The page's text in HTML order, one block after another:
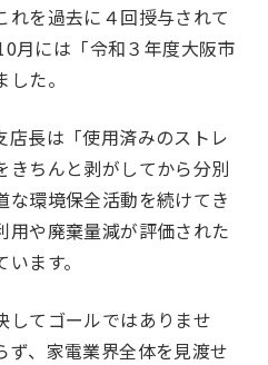
れを過去に４回授与されて
月には「令和３年度大阪市
た。
店長は「使用済みのストレ
きちんと剥がしてから分別
な環境保全活動を続けてき
用や廃棄量減が評価された
ます。
してゴールではありませ
ず、家電業界全体を見渡せ